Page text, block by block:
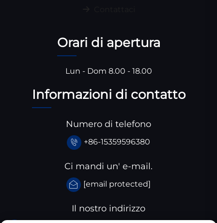
Orari di apertura
Lun - Dom 8.00 - 18.00
Informazioni di contatto
Numero di telefono
+86-15359596380
Ci mandi un' e-mail.
[email protected]
Il nostro indirizzo